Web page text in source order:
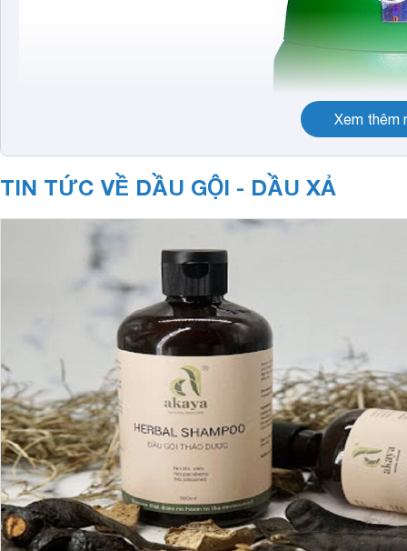
Xem thêm
TIN TỨC VỀ DẦU GỘI - DẦU XẢ